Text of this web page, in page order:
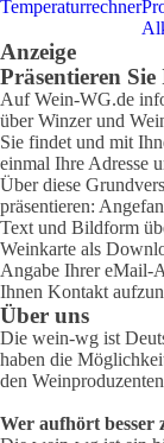
Temperaturrechner
Anzeige
Präsentieren
Auf Wein-WG.de
über Winzer und
Sie findet und mit
einmal Ihre Adresse
Über diese
präsentieren:
Text und Bildform
Weinkarte als
Angabe Ihrer eMail-
Ihnen Kontakt
Über uns
Die wein-wg ist
haben die
den
Wer aufhört besser